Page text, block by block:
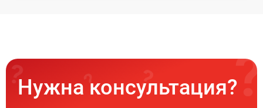
Нужна консультация?